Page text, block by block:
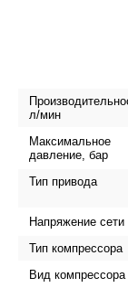
л/мин
Максимальное
давление, бар
Тип привода
Напряжение сети
Тип компрессора
Вид компрессора